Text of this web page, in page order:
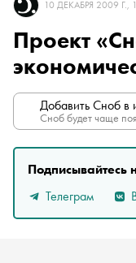
10 ДЕКАБРЯ 2009 Г.,
Проект
Добавить Сноб в
Сноб будет чаще
Подписывайтесь
Телеграм